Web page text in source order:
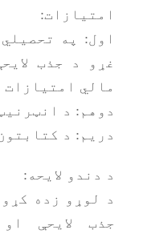
امتیازات:
اول: په
مالي امتیازات
دوهم: د
دریم: د
د دندو لایحه:
د لوړو زده
جذب لایحې